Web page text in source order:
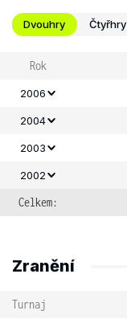
Dvouhry Čtyřhry
Rok
2006
2004
2003
2002
Celkem:
Zranění
Turnaj